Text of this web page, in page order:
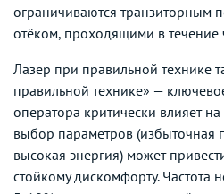
ограничиваются транзиторным
отёком, проходящими в течение
Лазер при правильной технике
правильной технике» —
оператора критически влияет на
выбор параметров (избыточная
высокая энергия) может
стойкому дискомфорту. Частота